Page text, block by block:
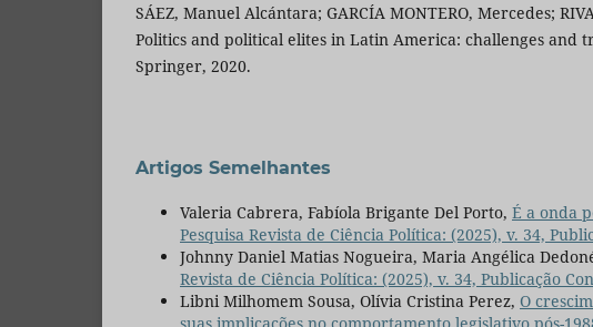
SÁEZ, Manuel Alcántara; GARCÍA MONTERO, Mercedes;
Politics and political elites in Latin America: challenges and
Springer, 2020.
Artigos Semelhantes
Valeria Cabrera, Fabíola Brigante Del Porto, É a onda
Pesquisa Revista de Ciência Política: (2025), v. 34,
Johnny Daniel Matias Nogueira, Maria Angélica
Revista de Ciência Política: (2025), v. 34, Publicação
Libni Milhomem Sousa, Olívia Cristina Perez, O